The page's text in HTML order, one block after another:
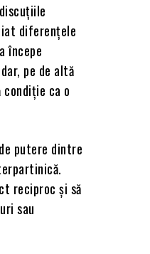
diferențele
începe
pe de altă
condiție ca o
putere dintre
reciproc și să
sau